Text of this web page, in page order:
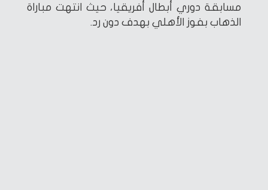
مسابقة دوري أبطال أفريقيا، حيث انتهت مباراة
الذهاب بفوز الأهلي بهدف دون رد.